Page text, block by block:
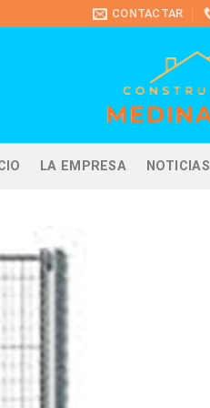
CONTACTAR
LA EMPRESA NOTICIAS